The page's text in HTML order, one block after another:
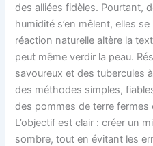
des alliées fidèles. Pourtant,
humidité s’en mêlent, elles
réaction naturelle altère la
peut même verdir la peau.
savoureux et des tubercules
des méthodes simples,
des pommes de terre
L’objectif est clair : créer un
sombre, tout en évitant les